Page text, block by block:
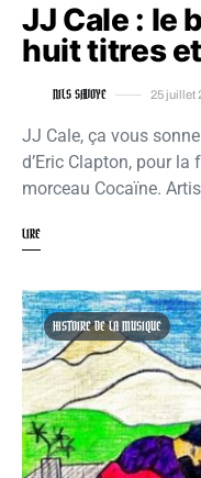
JJ Cale : le
huit titres
NILS SAVOYE 25 juillet
JJ Cale, ça vous
d’Eric Clapton, pour la
morceau Cocaïne.
LIRE
HISTOIRE DE LA MUSIQUE